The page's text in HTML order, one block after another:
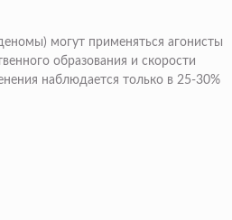
могут применяться агонисты
образования и скорости
наблюдается только в 25-30%